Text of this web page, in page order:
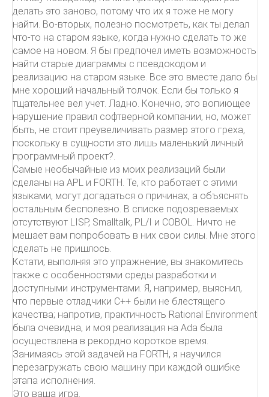
делать это заново, потому что их я тоже не могу
найти. Во-вторых, полезно посмотреть, как ты делал
что-то на старом языке, когда нужно сделать то же
самое на новом. Я бы предпочел иметь возможность
найти старые диаграммы с псевдокодом и
реализацию на старом языке. Все это вместе дало бы
мне хороший начальный толчок. Если бы только я
тщательнее вел учет. Ладно. Конечно, это вопиющее
нарушение правил софтверной компании, но, может
быть, не стоит преувеличивать размер этого греха,
поскольку в сущности это лишь маленький личный
программный проект?.
Самые необычайные из моих реализаций были
сделаны на APL и FORTH. Те, кто работает с этими
языками, могут догадаться о причинах, а объяснять
остальным бесполезно. В списке подозреваемых
отсутствуют LISP, Smalltalk, PL/I и COBOL. Ничто не
мешает вам попробовать в них свои силы. Мне этого
сделать не пришлось.
Кстати, выполняя это упражнение, вы знакомитесь
также с особенностями среды разработки и
доступными инструментами. Я, например, выяснил,
что первые отладчики C++ были не блестящего
качества; напротив, практичность Rational Environment
была очевидна, и моя реализация на Ada была
осуществлена в рекордно короткое время.
Занимаясь этой задачей на FORTH, я научился
перезагружать свою машину при каждой ошибке
этапа исполнения.
Это ваша игра.